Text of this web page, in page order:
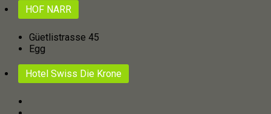
HOF NARR
Güetlistrasse 45
Egg
Hotel Swiss Die Krone